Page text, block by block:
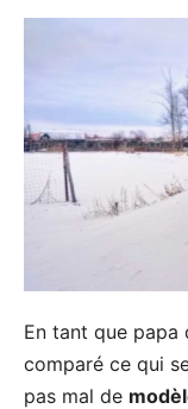
En tant que papa
comparé ce qui
pas mal de